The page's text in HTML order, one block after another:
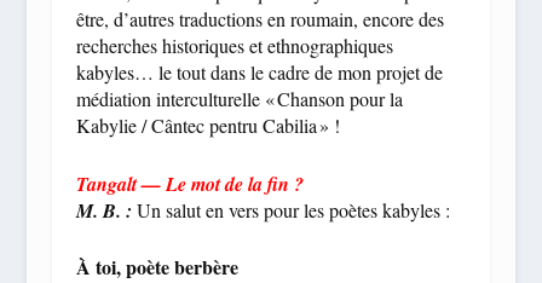
être, d’autres traductions en roumain, encore des
recherches historiques et ethnographiques
kabyles… le tout dans le cadre de mon projet de
médiation interculturelle « Chanson pour la
Kabylie / Cântec pentru Cabilia » !
Tangalt — Le mot de la fin ?
M. B. : Un salut en vers pour les poètes kabyles :
À toi, poète berbère